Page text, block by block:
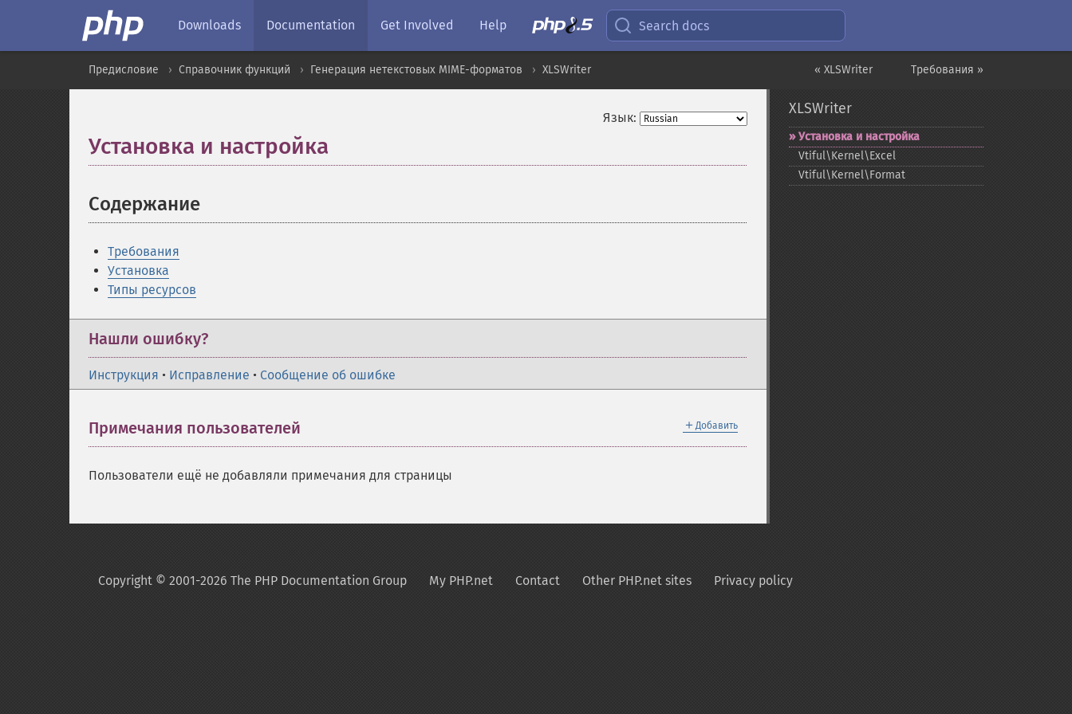
Downloads Documentation Get Involved Help Search docs
Требования »
« XLSWriter
Предисловие Справочник функций Генерация нетекстовых MIME-форматов XLSWriter
Язык:
Установка и настройка
Содержание
Требования
Установка
Типы ресурсов
Нашли ошибку?
Инструкция • Исправление • Сообщение об ошибке
＋ Добавить
Примечания пользователей
Пользователи ещё не добавляли примечания для страницы
XLSWriter
Установка и настройка
Vtiful\Kernel\Excel
Vtiful\Kernel\Format
Copyright © 2001-2026 The PHP Documentation Group My PHP.net Contact Other PHP.net sites Privacy policy